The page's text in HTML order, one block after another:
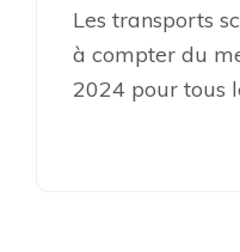
Les transports
à compter du
2024 pour tous